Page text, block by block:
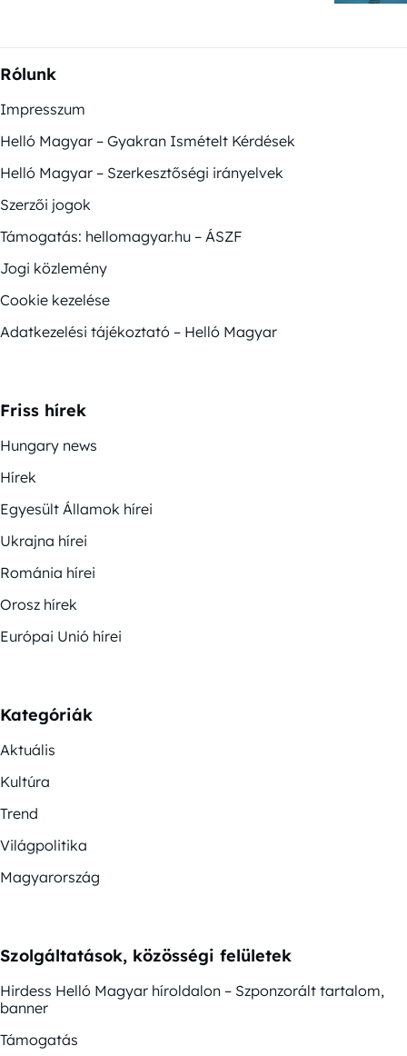
Rólunk
Impresszum
Helló Magyar – Gyakran Ismételt Kérdések
Helló Magyar – Szerkesztőségi irányelvek
Szerzői jogok
Támogatás: hellomagyar.hu – ÁSZF
Jogi közlemény
Cookie kezelése
Adatkezelési tájékoztató – Helló Magyar
Friss hírek
Hungary news
Hírek
Egyesült Államok hírei
Ukrajna hírei
Románia hírei
Orosz hírek
Európai Unió hírei
Kategóriák
Aktuális
Kultúra
Trend
Világpolitika
Magyarország
Szolgáltatások, közösségi felületek
Hirdess Helló Magyar híroldalon – Szponzorált tartalom,
banner
Támogatás